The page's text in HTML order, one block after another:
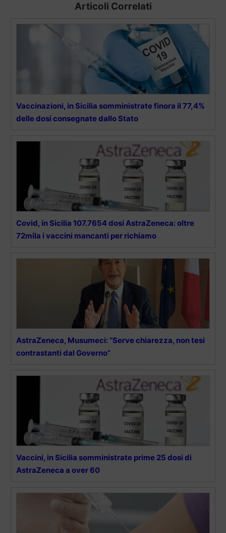
Articoli Correlati
Vaccinazioni, in Sicilia somministrate finora il 77,4%
delle dosi consegnate dallo Stato
Covid, in Sicilia 107.7654 dosi AstraZeneca: oltre
72mila i vaccini mancanti per richiamo
AstraZeneca, Musumeci: “Serve chiarezza, non tesi
contrastanti dal Governo”
Vaccini, in Sicilia somministrate prime 25 dosi di
AstraZeneca a over 60